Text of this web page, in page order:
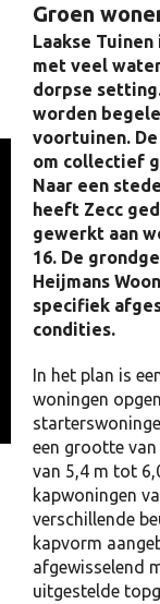
Groen
Laakse
met veel
dorpse
worden
voortuinen.
om collectief
Naar een
heeft Zecc
gewerkt aan
16. De
Heijmans
specifiek
condities.
In het plan is
woningen
een grootte
van 5,4 m tot
kapwoningen
verschillende
kapvorm
afgewisselend
uitgestelde